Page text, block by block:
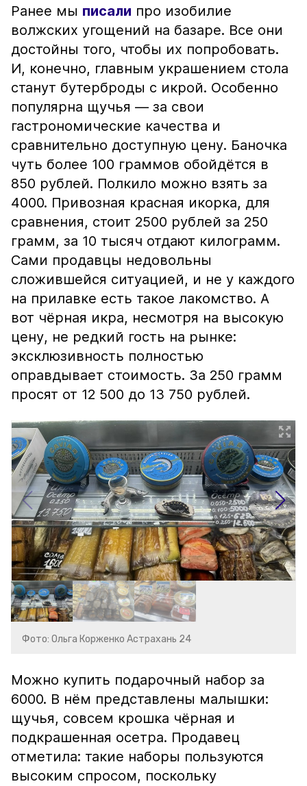
Ранее мы писали про изобилие
волжских угощений на базаре. Все они
достойны того, чтобы их попробовать.
И, конечно, главным украшением стола
станут бутерброды с икрой. Особенно
популярна щучья — за свои
гастрономические качества и
сравнительно доступную цену. Баночка
чуть более 100 граммов обойдётся в
850 рублей. Полкило можно взять за
4000. Привозная красная икорка, для
сравнения, стоит 2500 рублей за 250
грамм, за 10 тысяч отдают килограмм.
Сами продавцы недовольны
сложившейся ситуацией, и не у каждого
на прилавке есть такое лакомство. А
вот чёрная икра, несмотря на высокую
цену, не редкий гость на рынке:
эксклюзивность полностью
оправдывает стоимость. За 250 грамм
просят от 12 500 до 13 750 рублей.
Фото: Ольга Корженко Астрахань 24
Можно купить подарочный набор за
6000. В нём представлены малышки:
щучья, совсем крошка чёрная и
подкрашенная осетра. Продавец
отметила: такие наборы пользуются
высоким спросом, поскольку